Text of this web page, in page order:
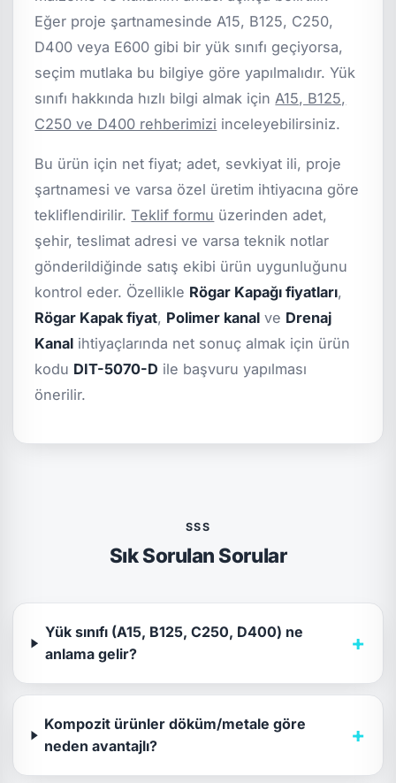
Eğer proje şartnamesinde A15, B125, C250,
D400 veya E600 gibi bir yük sınıfı geçiyorsa,
seçim mutlaka bu bilgiye göre yapılmalıdır. Yük
sınıfı hakkında hızlı bilgi almak içinA15, B125,
C250 ve D400 rehberimizi inceleyebilirsiniz.
Bu ürün için net fiyat; adet, sevkiyat ili, proje
şartnamesi ve varsa özel üretim ihtiyacına göre
tekliflendirilir.Teklif formu üzerinden adet,
şehir, teslimat adresi ve varsa teknik notlar
gönderildiğinde satış ekibi ürün uygunluğunu
kontrol eder. Özellikle Rögar Kapağı fiyatları,
Rögar Kapak fiyat, Polimer kanal ve Drenaj
Kanal ihtiyaçlarında net sonuç almak için ürün
kodu DIT-5070-D ile başvuru yapılması
önerilir.
SSS
Sık Sorulan Sorular
Yük sınıfı (A15, B125, C250, D400) ne
anlama gelir?
+
Kompozit ürünler döküm/metale göre
neden avantajlı?
+